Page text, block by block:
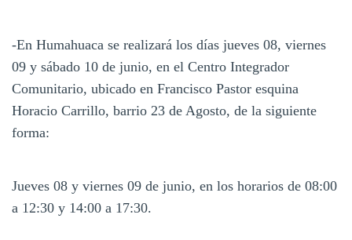
-En Humahuaca se realizará los días jueves 08, viernes
09 y sábado 10 de junio, en el Centro Integrador
Comunitario, ubicado en Francisco Pastor esquina
Horacio Carrillo, barrio 23 de Agosto, de la siguiente
forma:
Jueves 08 y viernes 09 de junio, en los horarios de 08:00
a 12:30 y 14:00 a 17:30.